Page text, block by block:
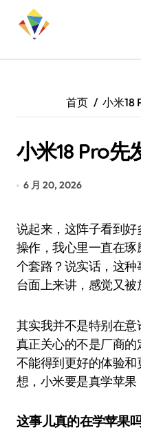
首页 小米18
小米18 Pro先
6 月 20, 2026
说起来，这阵子看到好多人都在讨论小米18 Pro这波
操作，我心里一直在
个套路？说实话，这
台面上来讲，感觉又被
其实我并不是特别在
真正关心的不是厂商
不能得到更好的体验
想，小米要是真学苹果
这事儿真的在学苹果